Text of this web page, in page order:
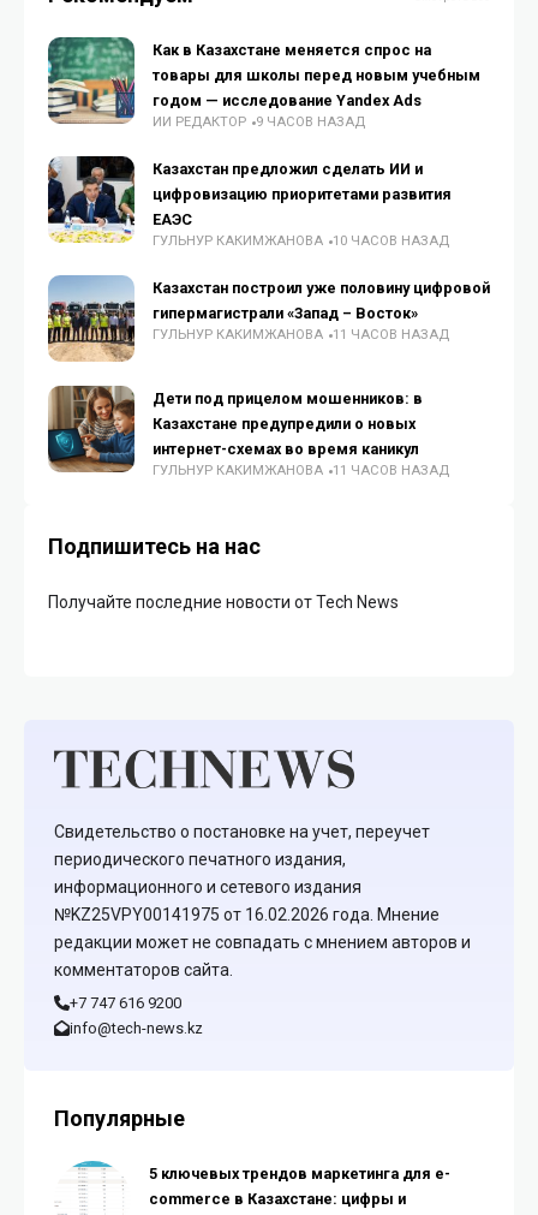
Как в Казахстане меняется спрос на
товары для школы перед новым учебным
годом — исследование Yandex Ads
ИИ РЕДАКТОР 9 ЧАСОВ НАЗАД
Казахстан предложил сделать ИИ и
цифровизацию приоритетами развития
ЕАЭС
ГУЛЬНУР КАКИМЖАНОВА 10 ЧАСОВ НАЗАД
Казахстан построил уже половину цифровой
гипермагистрали «Запад – Восток»
ГУЛЬНУР КАКИМЖАНОВА 11 ЧАСОВ НАЗАД
Дети под прицелом мошенников: в
Казахстане предупредили о новых
интернет-схемах во время каникул
ГУЛЬНУР КАКИМЖАНОВА 11 ЧАСОВ НАЗАД
Подпишитесь на нас
Получайте последние новости от Tech News
Свидетельство о постановке на учет, переучет
периодического печатного издания,
информационного и сетевого издания
№KZ25VPY00141975 от 16.02.2026 года. Мнение
редакции может не совпадать с мнением авторов и
комментаторов сайта.
+7 747 616 9200
info@tech-news.kz
Популярные
5 ключевых трендов маркетинга для e-
commerce в Казахстане: цифры и